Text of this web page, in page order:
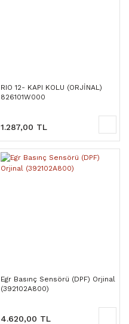
RIO 12- KAPI KOLU (ORJİNAL)
826101W000
1.287,00 TL
Egr Basınç Sensörü (DPF) Orjinal
(392102A800)
4.620,00 TL